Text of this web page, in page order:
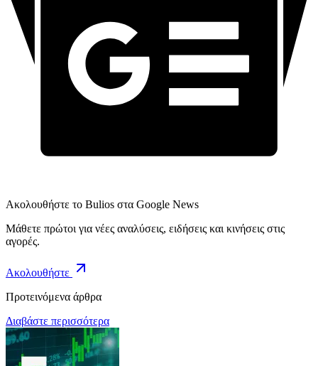
Ακολουθήστε το Bulios στα Google News
Μάθετε πρώτοι για νέες αναλύσεις, ειδήσεις και κινήσεις στις
αγορές.
Ακολουθήστε
Προτεινόμενα άρθρα
Διαβάστε περισσότερα